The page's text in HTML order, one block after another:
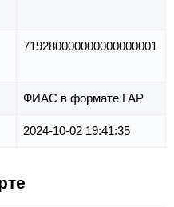
719280000000000000001
ФИАС в формате ГАР
2024-10-02 19:41:35